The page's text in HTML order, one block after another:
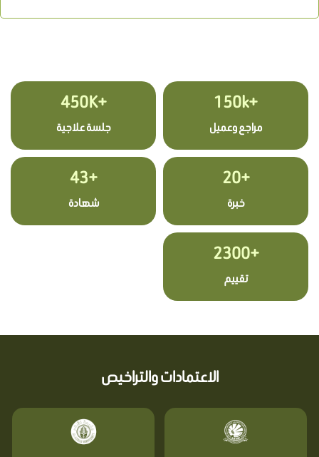
+150k
مراجع وعميل
+450K
جلسة علاجية
+20
خبرة
+43
شهادة
+2300
تقييم
الاعتمادات والتراخيص